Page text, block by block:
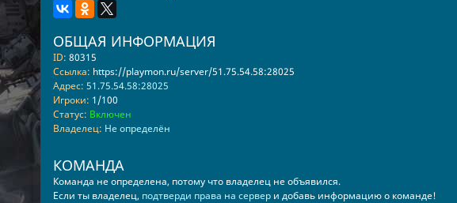
ОБЩАЯ ИНФОРМАЦИЯ
ID: 80315
Ссылка: https://playmon.ru/server/51.75.54.58:28025
Адрес: 51.75.54.58:28025
Игроки: 1/100
Статус: Включен
Владелец: Не определён
КОМАНДА
Команда не определена, потому что владелец не объявился.
Если ты владелец, подтверди права на сервери добавь информацию о команде!